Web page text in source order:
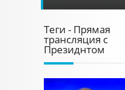
Теги - Прямая
трансляция с
Президнтом